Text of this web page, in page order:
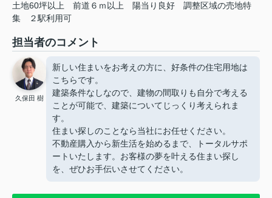
土地60坪以上 前道６ｍ以上 陽当り良好
調整区域の売地特
集
２駅利用可
担当者のコメント
久保田 樹
新しい住まいをお考えの方に、好条件の住宅用地は
こちらです。
建築条件なしなので、建物の間取りも自分で考える
ことが可能で、建築についてじっくり考えられま
す。
住まい探しのことなら当社にお任せください。
不動産購入から新生活を始めるまで、トータルサポ
ートいたします。お客様の夢を叶える住まい探し
を、ぜひお手伝いさせてください。